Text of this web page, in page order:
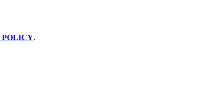
POLICY.